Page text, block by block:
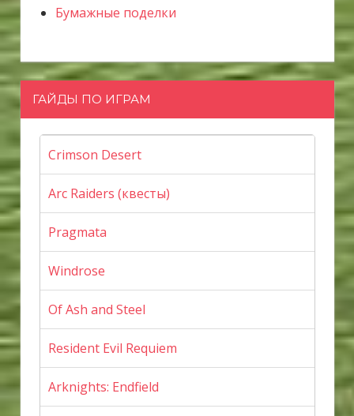
Бумажные поделки
ГАЙДЫ ПО ИГРАМ
Crimson Desert
Arc Raiders (квесты)
Pragmata
Windrose
Of Ash and Steel
Resident Evil Requiem
Arknights: Endfield